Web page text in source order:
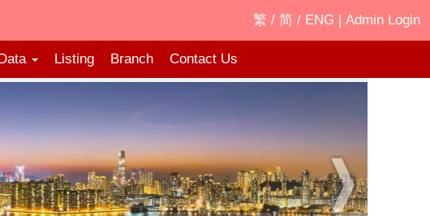
繁 / 简 / ENG | Admin Login
Listing Branch Contact Us